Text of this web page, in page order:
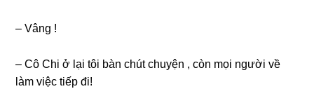
– Vânɡ !
– Cô Chi ở lại tôi bàn chút chuyện , còn mọi người về
làm việc tiếp đi!